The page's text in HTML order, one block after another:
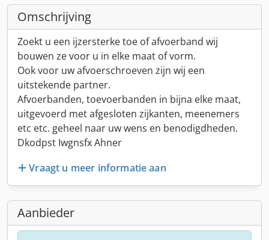
Omschrijving
Zoekt u een ijzersterke toe of afvoerband wij
bouwen ze voor u in elke maat of vorm.
Ook voor uw afvoerschroeven zijn wij een
uitstekende partner.
Afvoerbanden, toevoerbanden in bijna elke maat,
uitgevoerd met afgesloten zijkanten, meenemers
etc etc. geheel naar uw wens en benodigdheden.
Dkodpst Iwgnsfx Ahner
Vraagt u meer informatie aan
Aanbieder